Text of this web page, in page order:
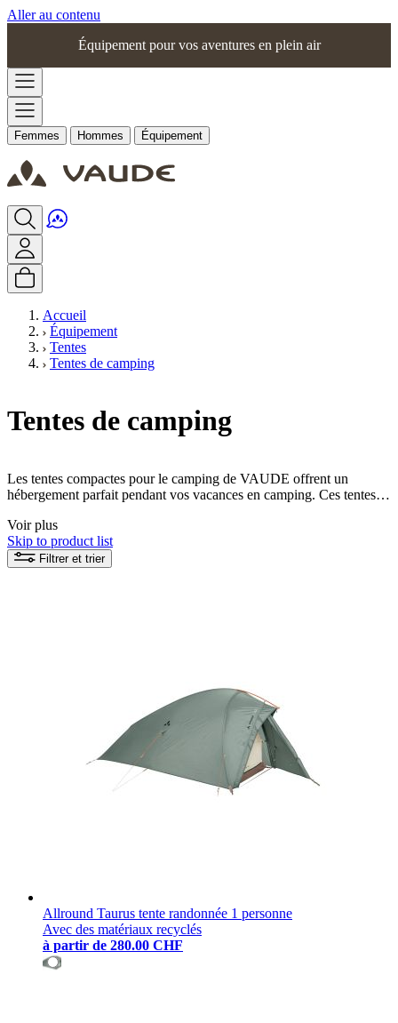
Aller au contenu
Équipement pour vos aventures en plein air
Femmes Hommes Équipement
Accueil
Équipement
Tentes
Tentes de camping
Tentes de camping
Les tentes compactes pour le camping de VAUDE offrent un
hébergement parfait pendant vos vacances en camping. Ces tentes
respectueux de l'environnement afin de préserver la nature.
Optimisez votre temps de camping avec des tentes qui ne sont pas
seulement pratiques et confortables, mais qui sont aussi fabriquées
Voir plus
Skip to product list
Filtrer et trier
Allround Taurus tente randonnée 1 personne
Avec des matériaux recyclés
à partir de 280.00 CHF